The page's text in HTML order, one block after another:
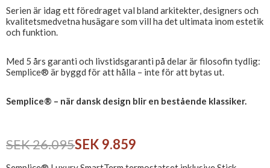
Serien är idag ett föredraget val bland arkitekter, designers och
kvalitetsmedvetna husägare som vill ha det ultimata inom estetik
och funktion.
Med 5 års garanti och livstidsgaranti på delar är filosofin tydlig:
Semplice® är byggd för att hålla – inte för att bytas ut.
Semplice® – när dansk design blir en bestående klassiker.
SEK 26.095SEK 9.859